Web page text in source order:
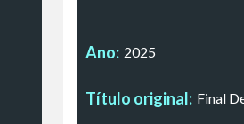
Ano: 2025
Título original: Final